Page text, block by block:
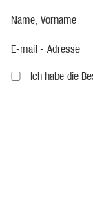
Name, Vorname
E-mail - Adresse
Ich habe die